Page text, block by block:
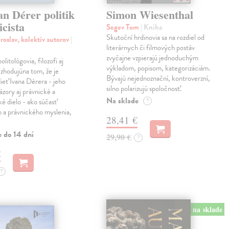
Dérer politik
kolektív autorov|
filozofi aj
tom, že je
Ivana Dérera - jeho
aj právnické a
dielo - ako súčasť
právnického myslenia,
do 14 dní
?
Simon Wiesenthal
Segev Tom | Kniha
Skutoční hrdinovia sa na rozdiel od
literárnych či filmových postáv
zvyčajne vzpierajú jednoduchým
výkladom, popisom, kategorizáciám.
Bývajú nejednoznační, kontroverzní,
silno polarizujú spoločnosť.
Na sklade ?
28,41 €
29,90 € ?
na sklade